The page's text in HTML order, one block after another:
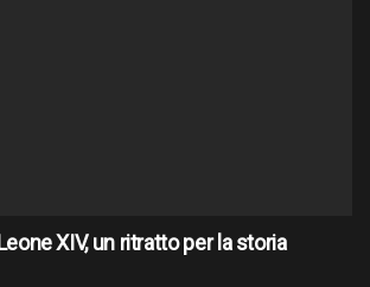
XIV, un ritratto per la storia